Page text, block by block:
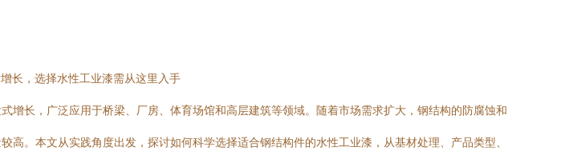
增长，广泛应用于桥梁、厂房、体育场馆和高层建筑等领域。随着市场需求扩大，钢结构的防腐蚀和
。本文从实践角度出发，探讨如何科学选择适合钢结构件的水性工业漆，从基材处理、产品类型、